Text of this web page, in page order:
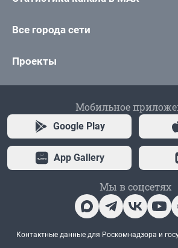
Все города сети
Проекты
Мобильное
Google Play
App Gallery
Мы в соцсетях
Контактные данные для Роскомнадзора и